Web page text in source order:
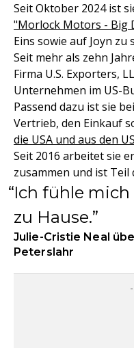
Seit Oktober 2024 ist
"Morlock Motors - Big
Eins sowie auf Joyn zu
Seit mehr als zehn
Firma U.S. Exporters,
Unternehmen im US-
Passend dazu ist sie
Vertrieb, den Einkauf
die USA und aus den
Seit 2016 arbeitet sie
zusammen und ist Teil
Ich fühle
zu Hause.
Julie-Cristie Neal
Peterslahr